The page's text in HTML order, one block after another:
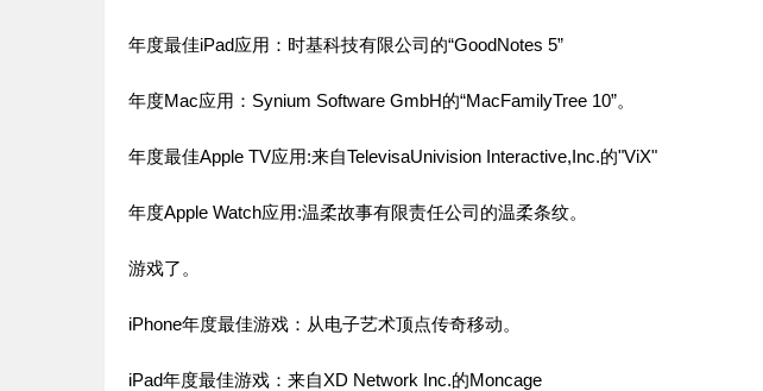
年度最佳iPad应用：时基科技有限公司的“GoodNotes 5”
年度Mac应用：Synium Software GmbH的“MacFamilyTree 10”。
年度最佳Apple TV应用:来自TelevisaUnivision Interactive,Inc.的"ViX"
年度Apple Watch应用:温柔故事有限责任公司的温柔条纹。
游戏了。
iPhone年度最佳游戏：从电子艺术顶点传奇移动。
iPad年度最佳游戏：来自XD Network Inc.的Moncage